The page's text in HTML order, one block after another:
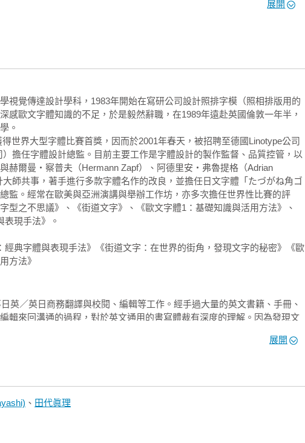
示方式，這得要綜合各種有關領域人士的智慧，才能得到最理想的成果
何提高移動方式與資訊傳遞的效率，而這兩者事實上都能夠更輕鬆達
兩者的觀點，希望我們的想法能助你一臂之力。
展開
視覺傳達設計學科，1983年開始在寫研公司設計照排字模（照相排版用的
感歐文字體知識的不足，於是毅然辭職，在1989年遠赴英國倫敦一年半，
學。
世界大型字體比賽首獎，因而於2001年春天，被招聘至德國Linotype公司
）擔任字體設計總監。目前主要工作是字體設計的製作監督、品質控管，以
赫爾曼‧察普夫（Hermann Zapf）、阿德里安‧弗魯提格（Adrian
大師共事，著手進行多款字體名作的改良，並擔任日文字體「たづがね角ゴ
監。經常在歐美與亞洲演講與舉辦工作坊，亦多次擔任世界性比賽的評
型之不思議》、《街道文字》、《歐文字體1：基礎知識與活用方法》、
表現手法》。
經典字體與表現手法》《街道文字：在世界的街角，發現文字的秘密》《歐
方法》
英／英日商務翻譯與校閱、編輯等工作。經手過大量的英文書籍、手冊、
輯來回溝通的過程，對於英文通用的書寫體裁有深度的理解。因為發現文
並對公共標識的英文發表過多篇文章。譯著有《Logo Life》、《歐文文字
展開
、 田代眞理